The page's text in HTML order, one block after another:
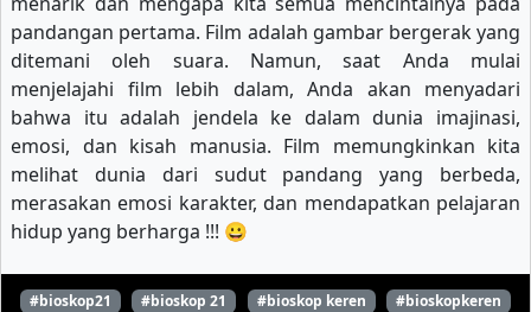
pandangan pertama. Film adalah gambar bergerak yang
ditemani oleh suara. Namun, saat Anda mulai
menjelajahi film lebih dalam, Anda akan menyadari
bahwa itu adalah jendela ke dalam dunia imajinasi,
emosi, dan kisah manusia. Film memungkinkan kita
melihat dunia dari sudut pandang yang berbeda,
merasakan emosi karakter, dan mendapatkan pelajaran
hidup yang berharga !!! 😀
#bioskop21 #bioskop 21 #bioskop keren
#bioskopkeren